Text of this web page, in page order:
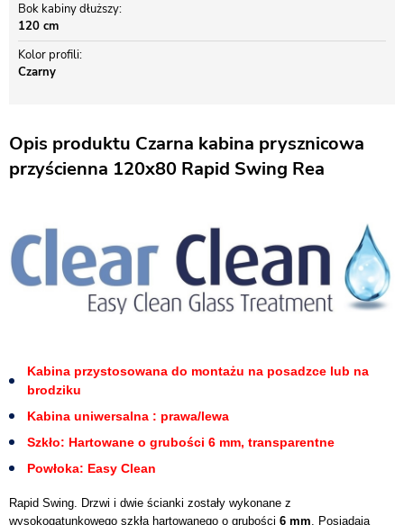
Bok kabiny dłuższy
120 cm
Kolor profili
Czarny
Opis produktu Czarna kabina prysznicowa
przyścienna 120x80 Rapid Swing Rea
Kabina przystosowana do montażu na posadzce lub na
brodziku
Kabina uniwersalna : prawa/lewa
Szkło: Hartowane o grubości 6 mm, transparentne
Powłoka: Easy Clean
Rapid Swing. Drzwi i dwie ścianki zostały wykonane z
wysokogatunkowego szkła hartowanego o grubości 6 mm . Posiadają